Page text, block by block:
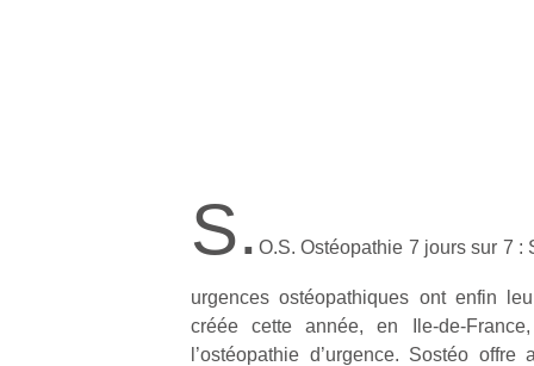
S. O.S. Ostéopathie 7 jours sur 7 :
urgences ostéopathiques ont enfin
créée cette année, en Ile-de-
l’ostéopathie d’urgence. Sostéo